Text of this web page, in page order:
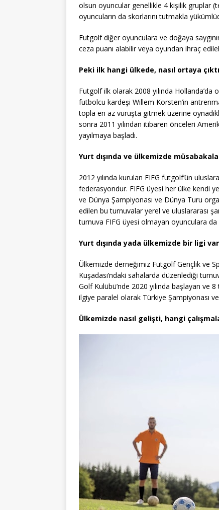
olsun oyuncular genellikle 4 kişilik gruplar
oyuncuların da skorlarını tutmakla
Futgolf diğer oyunculara ve doğaya
ceza puanı alabilir veya oyundan ihraç
Peki ilk hangi ülkede, nasıl ortaya
Futgolf ilk olarak 2008 yılında Hollanda’da
futbolcu kardeşi Willem Korsten’in
topla en az vuruşta gitmek üzerine
sonra 2011 yılından itibaren önceleri
yayılmaya başladı.
Yurt dışında ve ülkemizde
2012 yılında kurulan FIFG futgolf’ün
federasyondur. FIFG üyesi her ülke kendi
ve Dünya Şampiyonası ve Dünya Turu
edilen bu turnuvalar yerel ve uluslararası
turnuva FIFG üyesi olmayan oyunculara da
Yurt dışında yada ülkemizde bir ligi var
Ülkemizde derneğimiz Futgolf Gençlik ve
Kuşadası’ndaki sahalarda düzenlediği
Golf Kulübü’nde 2020 yılında başlayan ve
ilgiye paralel olarak Türkiye Şampiyonası ve
Ülkemizde nasıl gelişti, hangi